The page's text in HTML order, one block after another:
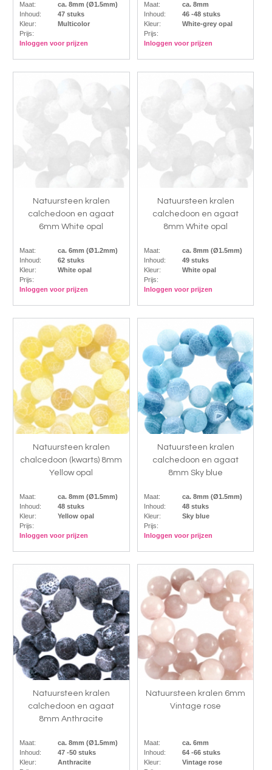
Maat:
ca. 8mm (Ø1.5mm)
Inhoud:
47 stuks
Kleur:
Multicolor
Prijs:
Inloggen voor prijzen
Maat:
ca. 8mm
Inhoud:
46 -48 stuks
Kleur:
White-grey opal
Prijs:
Inloggen voor prijzen
Natuursteen kralen
calchedoon en agaat
6mm White opal
Maat:
ca. 6mm (Ø1.2mm)
Inhoud:
62 stuks
Kleur:
White opal
Prijs:
Inloggen voor prijzen
Natuursteen kralen
calchedoon en agaat
8mm White opal
Maat:
ca. 8mm (Ø1.5mm)
Inhoud:
49 stuks
Kleur:
White opal
Prijs:
Inloggen voor prijzen
Natuursteen kralen
chalcedoon (kwarts) 8mm
Yellow opal
Maat:
ca. 8mm (Ø1.5mm)
Inhoud:
48 stuks
Kleur:
Yellow opal
Prijs:
Inloggen voor prijzen
Natuursteen kralen
calchedoon en agaat
8mm Sky blue
Maat:
ca. 8mm (Ø1.5mm)
Inhoud:
48 stuks
Kleur:
Sky blue
Prijs:
Inloggen voor prijzen
Natuursteen kralen
calchedoon en agaat
8mm Anthracite
Maat:
ca. 8mm (Ø1.5mm)
Inhoud:
47 -50 stuks
Kleur:
Anthracite
Natuursteen kralen 6mm
Vintage rose
Maat:
ca. 6mm
Inhoud:
64 -66 stuks
Kleur:
Vintage rose